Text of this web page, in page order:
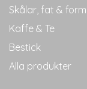
Skålar, fat &
Kaffe & Te
Bestick
Alla produkter